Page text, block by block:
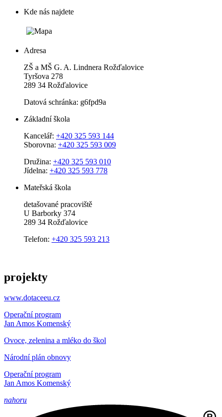
Kde nás najdete
Adresa
ZŠ a MŠ G. A. Lindnera Rožďalovice
Tyršova 278
289 34 Rožďalovice
Datová schránka: g6fpd9a
Základní škola
Kancelář: +420 325 593 144
Sborovna: +420 325 593 009
Družina: +420 325 593 010
Jídelna: +420 325 593 778
Mateřská škola
detašované pracoviště
U Barborky 374
289 34 Rožďalovice
Telefon: +420 325 593 213
projekty
www.dotaceeu.cz
Operační program
Jan Amos Komenský
Ovoce, zelenina a mléko do škol
Národní plán obnovy
Operační program
Jan Amos Komenský
nahoru